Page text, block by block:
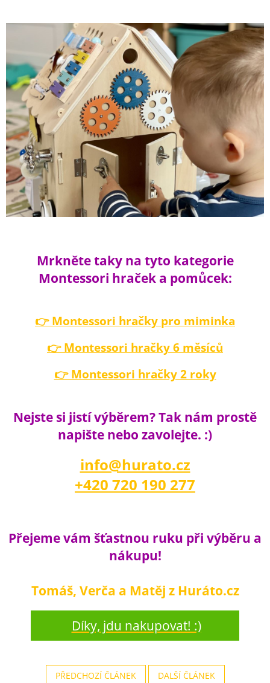
Mrkněte taky na tyto kategorie
Montessori hraček a pomůcek:
👉 Montessori hračky pro miminka
👉 Montessori hračky 6 měsíců
👉 Montessori hračky 2 roky
Nejste si jistí výběrem? Tak nám prostě
napište nebo zavolejte. :)
info@hurato.cz
+420 720 190 277
Přejeme vám šťastnou ruku při výběru a
nákupu!
Tomáš, Verča a Matěj z Huráto.cz
Díky, jdu nakupovat! :)
PŘEDCHOZÍ ČLÁNEK DALŠÍ ČLÁNEK